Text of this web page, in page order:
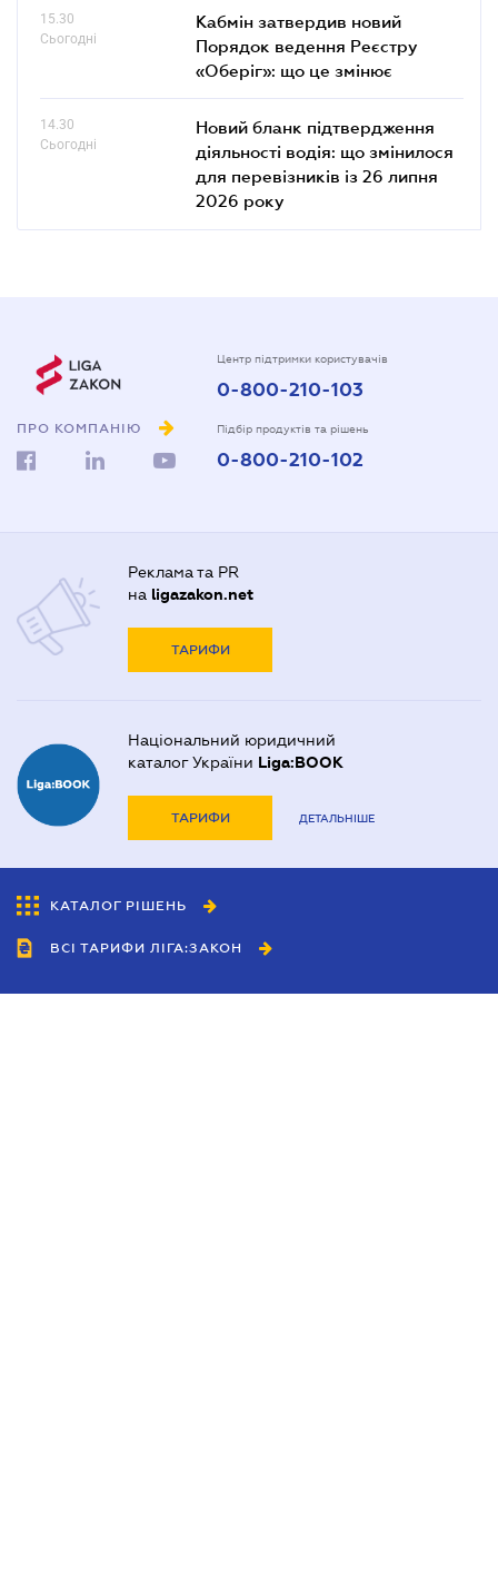
15.30
Сьогодні
Кабмін затвердив новий
Порядок ведення Реєстру
«Оберіг»: що це змінює
14.30
Сьогодні
Новий бланк підтвердження
діяльності водія: що змінилося
для перевізників із 26 липня
2026 року
ПРО КОМПАНІЮ
Центр підтримки користувачів
0-800-210-103
Підбір продуктів та рішень
0-800-210-102
Реклама та PR
на ligazakon.net
ТАРИФИ
Національний юридичний
каталог України Liga:BOOK
ТАРИФИ ДЕТАЛЬНІШЕ
КАТАЛОГ РІШЕНЬ
ВСІ ТАРИФИ ЛІГА:ЗАКОН